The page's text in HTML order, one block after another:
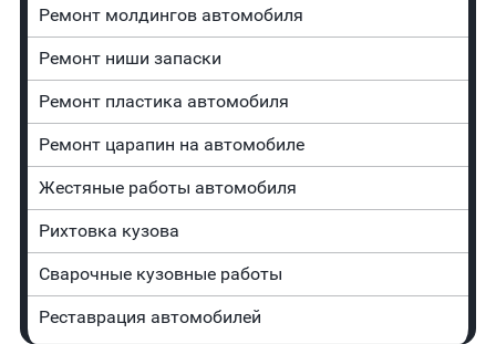
Ремонт молдингов автомобиля
Ремонт ниши запаски
Ремонт пластика автомобиля
Ремонт царапин на автомобиле
Жестяные работы автомобиля
Рихтовка кузова
Сварочные кузовные работы
Реставрация автомобилей